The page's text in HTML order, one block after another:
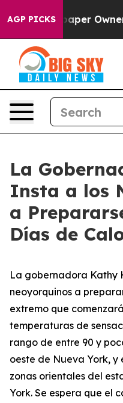
AGP PICKSOwner Calls the
La
Insta a los
a
Días de
La gobernadora Kathy
neoyorquinos a
extremo que
temperaturas de
rango de entre 90 y
oeste de Nueva York, y
zonas orientales del
York. Se espera que el